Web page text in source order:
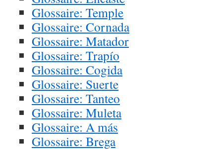
Glossaire: Temple
Glossaire: Cornada
Glossaire: Matador
Glossaire: Trapío
Glossaire: Cogida
Glossaire: Suerte
Glossaire: Tanteo
Glossaire: Muleta
Glossaire: A más
Glossaire: Brega